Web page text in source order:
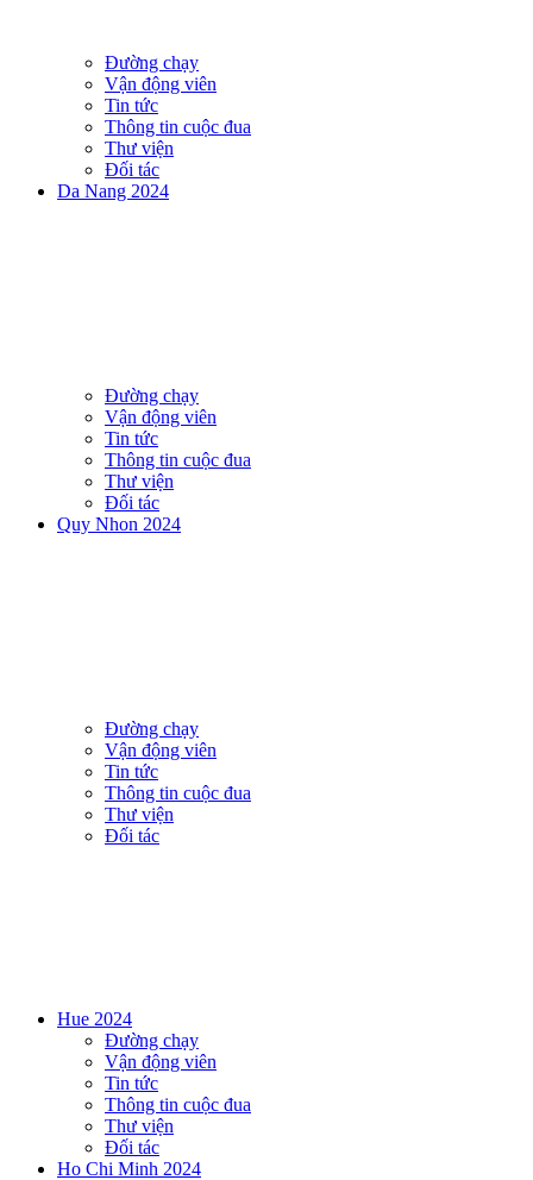
Đường chạy
Vận động viên
Tin tức
Thông tin cuộc đua
Thư viện
Đối tác
Da Nang 2024
Đường chạy
Vận động viên
Tin tức
Thông tin cuộc đua
Thư viện
Đối tác
Quy Nhon 2024
Đường chạy
Vận động viên
Tin tức
Thông tin cuộc đua
Thư viện
Đối tác
Hue 2024
Đường chạy
Vận động viên
Tin tức
Thông tin cuộc đua
Thư viện
Đối tác
Ho Chi Minh 2024